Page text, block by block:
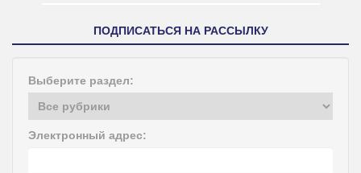
ПОДПИСАТЬСЯ НА РАССЫЛКУ
Выберите раздел:
Электронный адрес: